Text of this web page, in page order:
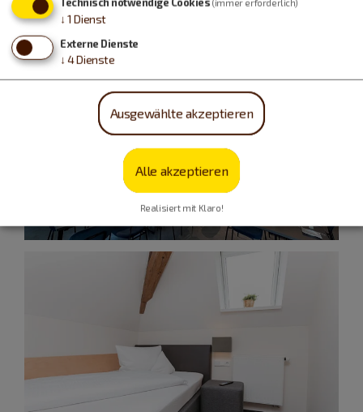
(immer erforderlich)
↓ 1 Dienst
Externe Dienste
↓ 4Dienste
Ausgewählte akzeptieren
Alle akzeptieren
Realisiert mit Klaro!